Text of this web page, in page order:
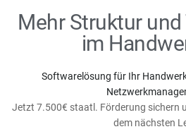
Mehr Struktur
im
Softwarelösung für Ihr
Jetzt 7.500€ staatl. Förderung sichern
dem nächsten